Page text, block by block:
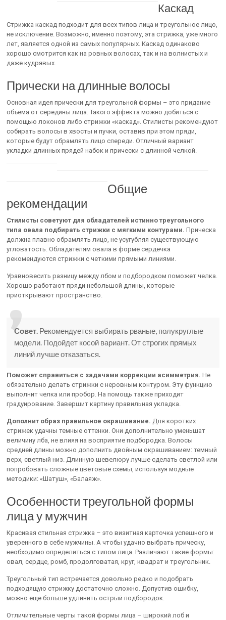
Каскад
Стрижка каскад подходит для всех типов лица и треугольное лицо,
не исключение. Возможно, именно поэтому, эта стрижка, уже много
лет, является одной из самых популярных. Каскад одинаково
хорошо смотрится как на ровных волосах, так и на волнистых и
даже кудрявых.
Прически на длинные волосы
Основная идея прически для треугольной формы – это придание
объема от середины лица. Такого эффекта можно добиться с
помощью локонов либо стрижки «каскад». Стилисты рекомендуют
собирать волосы в хвосты и пучки, оставив при этом пряди,
которые будут обрамлять лицо спереди. Отличный вариант
укладки длинных прядей набок и прически с длинной челкой.
Общие
рекомендации
Стилисты советуют для обладателей истинно треугольного
типа овала подбирать стрижки с мягкими контурами. Прическа
должна плавно обрамлять лицо, не усугубляя существующую
угловатость. Обладателям овала в форме сердечка
рекомендуются стрижки с четкими прямыми линиями.
Уравновесить разницу между лбом и подбородком поможет челка.
Хорошо работают пряди небольшой длины, которые
приоткрывают пространство.
Совет. Рекомендуется выбирать рваные, полукруглые
модели. Подойдет косой вариант. От строгих прямых
линий лучше отказаться.
Поможет справиться с задачами коррекции асимметрия. Не
обязательно делать стрижки с неровным контуром. Эту функцию
выполнит челка или пробор. На помощь также приходит
градуирование. Завершит картину правильная укладка.
Дополнит образ правильное окрашивание. Для коротких
стрижек удачны темные оттенки. Они дополнительно уменьшат
величину лба, не влияя на восприятие подбородка. Волосы
средней длины можно дополнить двойным окрашиванием: темный
верх, светлый низ. Длинную шевелюру лучше сделать светлой или
попробовать сложные цветовые схемы, используя модные
методики: «Шатуш», «Балаяж».
Особенности треугольной формы
лица у мужчин
Красивая стильная стрижка – это визитная карточка успешного и
уверенного в себе мужчины. А чтобы удачно выбрать прическу,
необходимо определиться с типом лица. Различают такие формы:
овал, сердце, ромб, продолговатая, круг, квадрат и треугольник.
Треугольный тип встречается довольно редко и подобрать
подходящую стрижку достаточно сложно. Допустив ошибку,
можно еще больше удлинить острый подбородок.
Отличительные черты такой формы лица – широкий лоб и